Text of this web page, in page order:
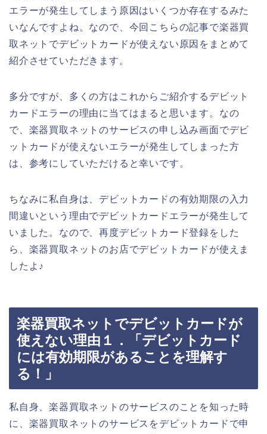
エラーが発生してしまう原因はいくつか存在するみた
いなんですよね。なので、今回こちらの記事で楽器買
取ネットでデビットカードが使えない原因をまとめて
紹介させていただきます。
多分ですが、多くの方はこれからご紹介するデビット
カードエラーの理由に当てはまると思います。なの
で、楽器買取ネットのサービスの申し込み画面でデビ
ットカードが使えないエラーが発生してしまった方
は、参考にしていただけると幸いです。
ちなみに私自身は、デビットカードの有効期限の入力
間違いという理由でデビットカードエラーが発生して
いました。なので、再度デビットカード登録をした
ら、楽器買取ネットのお店でデビットカードが使えま
したよ♪
楽器買取ネットでデビットカードが
使えない理由１．「デビットカード
には有効期限があることを理解す
る！」
私自身、楽器買取ネットのサービスのことを知った時
に、楽器買取ネットのサービスをデビットカードで申